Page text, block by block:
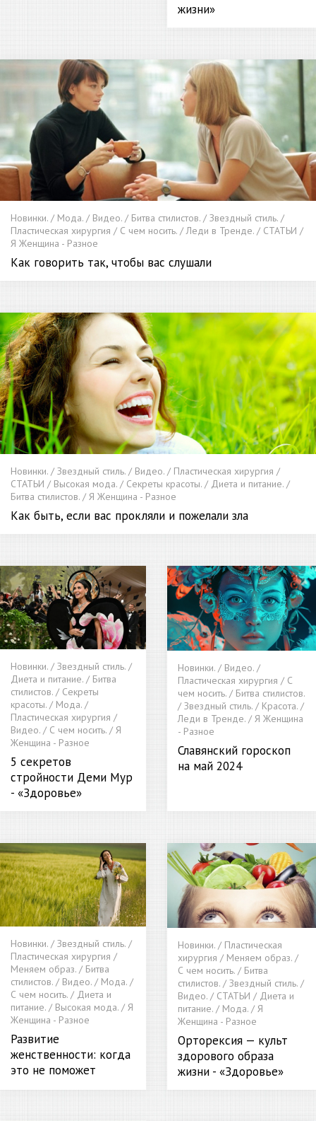
жизни»
Новинки. / Мода. / Видео. / Битва стилистов. / Звездный стиль. /
Пластическая хирургия / С чем носить. / Леди в Тренде. / СТАТЬИ /
Я Женщина - Разное
Как говорить так, чтобы вас слушали
Новинки. / Звездный стиль. / Видео. / Пластическая хирургия /
СТАТЬИ / Высокая мода. / Секреты красоты. / Диета и питание. /
Битва стилистов. / Я Женщина - Разное
Как быть, если вас прокляли и пожелали зла
Новинки. / Звездный стиль. /
Диета и питание. / Битва
стилистов. / Секреты
красоты. / Мода. /
Пластическая хирургия /
Видео. / С чем носить. / Я
Женщина - Разное
5 секретов
стройности Деми Мур
- «Здоровье»
Новинки. / Видео. /
Пластическая хирургия / С
чем носить. / Битва стилистов.
/ Звездный стиль. / Красота. /
Леди в Тренде. / Я Женщина
- Разное
Славянский гороскоп
на май 2024
Новинки. / Звездный стиль. /
Пластическая хирургия /
Меняем образ. / Битва
стилистов. / Видео. / Мода. /
С чем носить. / Диета и
питание. / Высокая мода. / Я
Женщина - Разное
Развитие
женственности: когда
это не поможет
Новинки. / Пластическая
хирургия / Меняем образ. /
С чем носить. / Битва
стилистов. / Звездный стиль. /
Видео. / СТАТЬИ / Диета и
питание. / Мода. / Я
Женщина - Разное
Орторексия — культ
здорового образа
жизни - «Здоровье»